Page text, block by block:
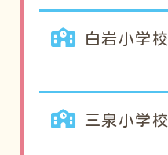
白岩小学校
三泉小学校